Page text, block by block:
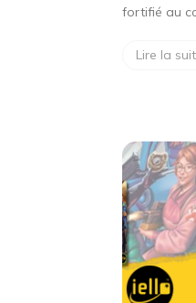
fortifié au
Lire la